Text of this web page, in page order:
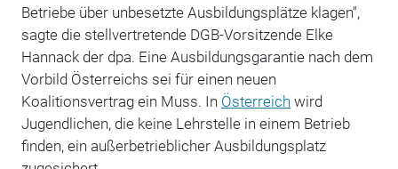
Betriebe über unbesetzte Ausbildungsplätze klagen",
sagte die stellvertretende DGB-Vorsitzende Elke
Hannack der dpa. Eine Ausbildungsgarantie nach dem
Vorbild Österreichs sei für einen neuen
Koalitionsvertrag ein Muss. In Österreich wird
Jugendlichen, die keine Lehrstelle in einem Betrieb
finden, ein außerbetrieblicher Ausbildungsplatz